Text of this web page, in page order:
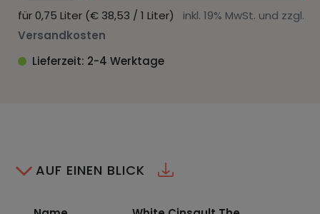
für 0,75 Liter (€ 38,53 / 1 Liter) inkl. 19% MwSt. und zzgl.
Versandkosten
Lieferzeit: 2-4 Werktage
AUF EINEN BLICK